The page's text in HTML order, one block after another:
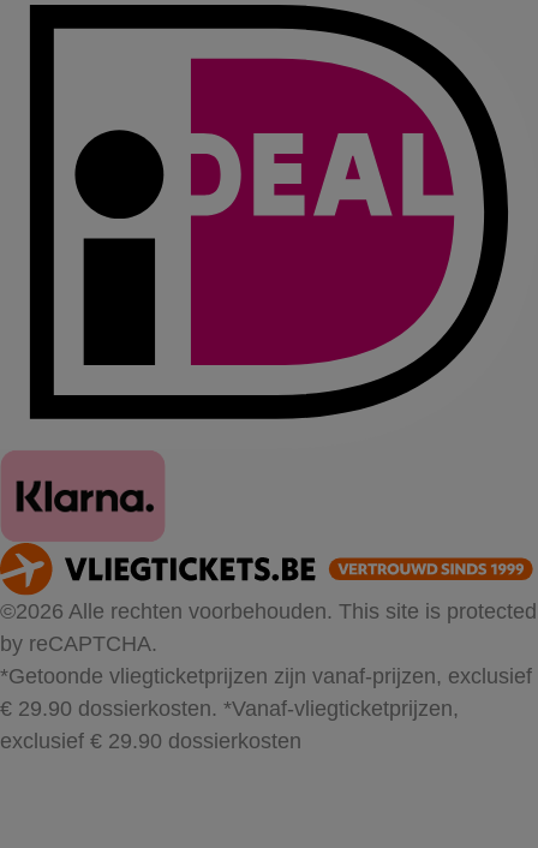
©2026 Alle rechten voorbehouden. This site is protected
by reCAPTCHA.
*Getoonde vliegticketprijzen zijn vanaf-prijzen, exclusief
€ 29.90 dossierkosten. *Vanaf-vliegticketprijzen,
exclusief € 29.90 dossierkosten